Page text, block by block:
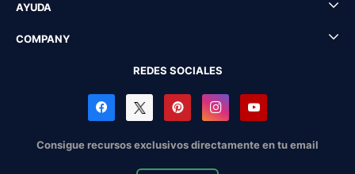
AYUDA
COMPANY
REDES SOCIALES
Consigue recursos exclusivos directamente en tu email